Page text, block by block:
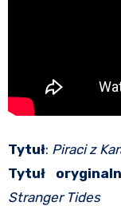
Tytuł: Piraci z
Tytuł
Stranger Tides